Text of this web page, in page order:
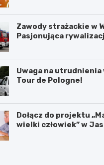
Zawody strażackie w
Pasjonująca
Uwaga na utrudnienia
Tour de Pologne!
Dołącz do projektu
wielki człowiek” w